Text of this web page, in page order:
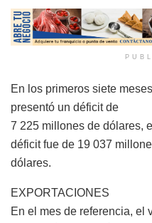
En los primeros siete
presentó un déficit de
7 225 millones de dólares,
déficit fue de 19 037
dólares.
EXPORTACIONES
En el mes de referencia, el